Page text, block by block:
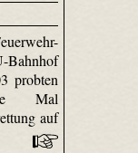
probten
Mal
auf